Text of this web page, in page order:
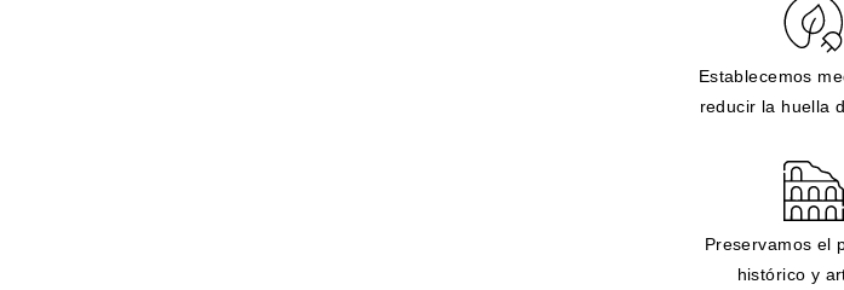
Establecemos
reducir la huella
Preservamos el
histórico y